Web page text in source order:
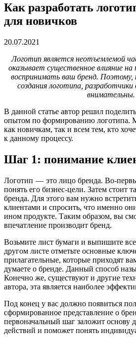
Как разработать
для новичков
20.07.2021
Логотип является неотъемлемой
оказывает существенное влияние
воспринимать ваш бренд. Поэтому,
создания логотипа,
внимательны.
В данной статье автор решил
опытом по формированию логотипа.
как новичкам, так и всем тем, кто
к данному процессу.
Шаг 1: понимание
Логотип — это лицо бренда. Во-
понять его бизнес-цели. Затем стоит
бренда. Для этого вам нужно
клиентами и спросить, что именно
ином продукте. Таким образом, вы
впечатление производит бренд.
Возьмите лист бумаги и выпишите
другом листе отметьте основные
прилагательные, которые приходят
думаете о бренде. Данный способ
Конечно же, существуют и другие
автора, эта является наиболее
Под конец у вас должно появиться
сформированное представление о
первоначальный шаг заложит основу
действий и поможет понять